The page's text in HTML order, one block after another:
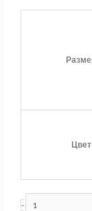
Цвет
-